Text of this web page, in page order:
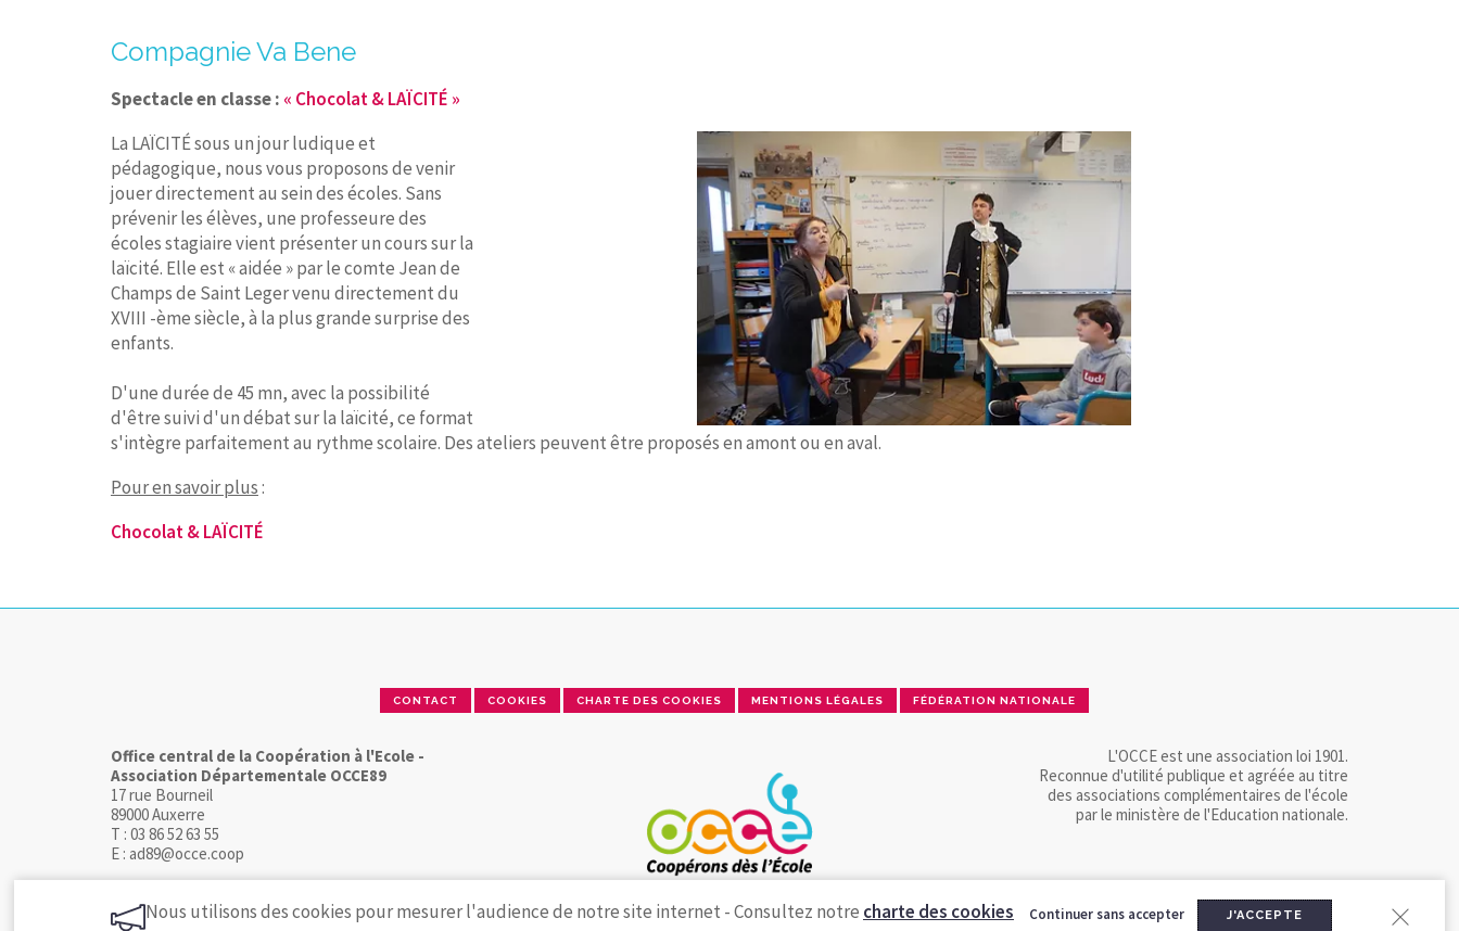
Compagnie Va Bene
Spectacle en classe : « Chocolat & LAÏCITÉ »
La LAÏCITÉ sous un jour ludique et
pédagogique, nous vous proposons de venir
jouer directement au sein des écoles. Sans
prévenir les élèves, une professeure des
écoles stagiaire vient présenter un cours sur la
laïcité. Elle est « aidée » par le comte Jean de
Champs de Saint Leger venu directement du
XVIII -ème siècle, à la plus grande surprise des
enfants.
D'une durée de 45 mn, avec la possibilité
d'être suivi d'un débat sur la laïcité, ce format
s'intègre parfaitement au rythme scolaire. Des ateliers peuvent être proposés en amont ou en aval.
Pour en savoir plus:
Chocolat & LAÏCITÉ
CONTACT COOKIES CHARTE DES COOKIES MENTIONS LÉGALES FÉDÉRATION NATIONALE
Office central de la Coopération à l'Ecole -
Association Départementale OCCE89
17 rue Bourneil
89000 Auxerre
T : 03 86 52 63 55
E : ad89@occe.coop
L'OCCE est une association loi 1901.
Reconnue d'utilité publique et agréée au titre
des associations complémentaires de l'école
par le ministère de l'Education nationale.
Nous utilisons des cookies pour mesurer l'audience de notre site internet - Consultez notre charte des cookies Continuer sans accepter J'ACCEPTE